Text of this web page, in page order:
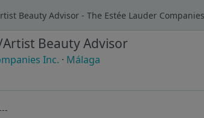
Beauty Advisor - The Estée Lauder
Beauty Advisor
Inc. · Málaga